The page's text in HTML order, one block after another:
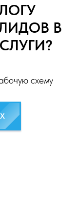
В
схему